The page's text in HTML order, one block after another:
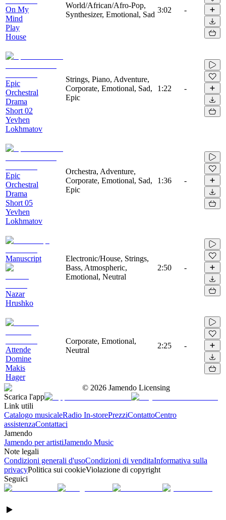
On My
Mind
Play
House
World/African/Afro-Pop,
Synthesizer, Emotional, Sad
3:02 -
Epic
Orchestral
Drama
Short 02
Yevhen
Lokhmatov
Strings, Piano, Adventure,
Corporate, Emotional, Sad,
Epic
1:22 -
Epic
Orchestral
Drama
Short 05
Yevhen
Lokhmatov
Orchestra, Adventure,
Corporate, Emotional, Sad,
Epic
1:36 -
Manuscript
Nazar
Hrushko
Electronic/House, Strings,
Bass, Atmospheric,
Emotional, Neutral
2:50 -
Attende
Domine
Makis
Hager
Corporate, Emotional,
Neutral
2:25 -
© 2026 Jamendo Licensing
Scarica l'app
Link utili
Catalogo musicaleRadio In-storePrezziContattoCentro
assistenzaContattaci
Jamendo
Jamendo per artistiJamendo Music
Note legali
Condizioni generali d'usoCondizioni di venditaInformativa sulla
privacyPolitica sui cookieViolazione di copyright
Seguici